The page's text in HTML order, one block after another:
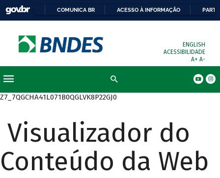
COMUNICA BR ACESSO À INFORMAÇÃO
ENGLISH
ACESSIBILIDADE
A+ A-
Z7_7QGCHA41L071B0QGLVK8P22GJ0
Visualizador do
Conteúdo da Web